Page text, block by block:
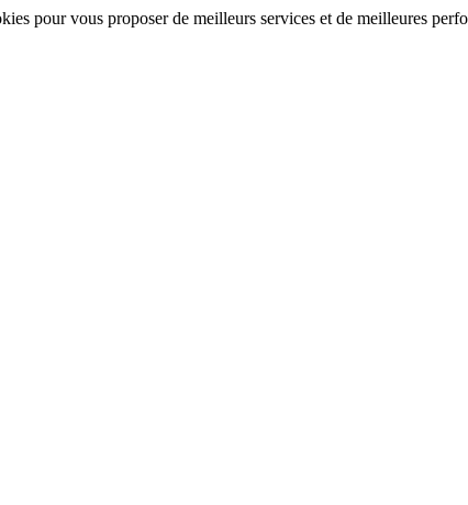
pour vous proposer de meilleurs services et de meilleures